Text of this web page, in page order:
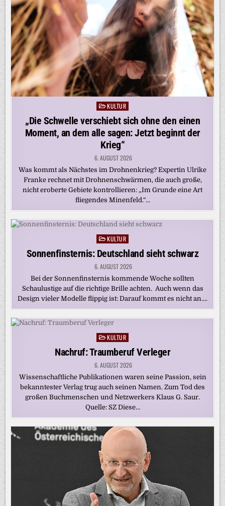
Posted
in
KULTUR
„Die Schwelle verschiebt sich ohne den einen
Moment, an dem alle sagen: Jetzt beginnt der
Krieg“
6. AUGUST 2026
Was kommt als Nächstes im Drohnenkrieg? Expertin Ulrike
Franke rechnet mit Drohnenschwärmen, die auch große,
nicht eroberte Gebiete kontrollieren: „Im Grunde eine Art
fliegendes Minenfeld.“…
Posted
in
KULTUR
Sonnenfinsternis: Deutschland sieht schwarz
6. AUGUST 2026
Bei der Sonnenfinsternis kommende Woche sollten
Schaulustige auf die richtige Brille achten. Auch wenn das
Design vieler Modelle flippig ist: Darauf kommt es nicht an….
PostedKULTUR
Nachruf: Traumberuf Verleger
6. AUGUST 2026
Wissenschaftliche Publikationen waren seine Passion, sein
bekanntester Verlag trug auch seinen Namen. Zum Tod des
großen Buchmenschen und Netzwerkers Klaus G. Saur.
Quelle: SZ Diese…